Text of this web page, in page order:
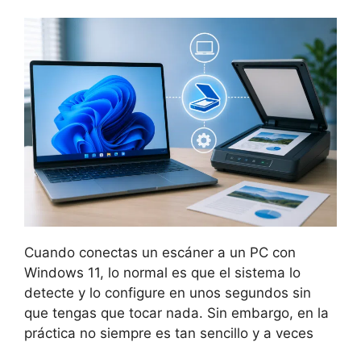
Cuando conectas un escáner a un PC con
Windows 11, lo normal es que el sistema lo
detecte y lo configure en unos segundos sin
que tengas que tocar nada. Sin embargo, en la
práctica no siempre es tan sencillo y a veces